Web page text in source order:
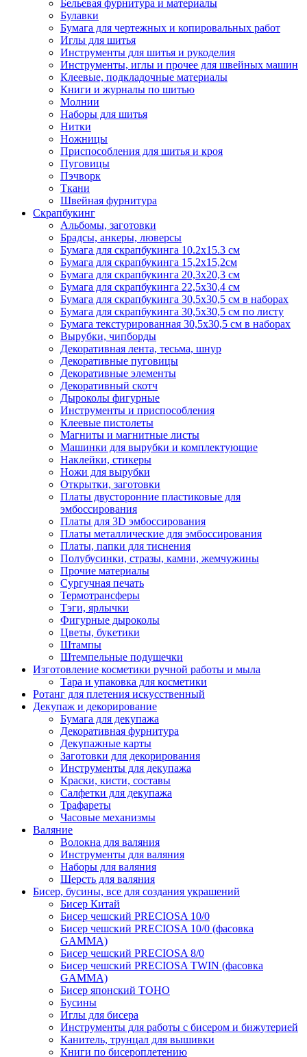
Бельевая фурнитура и материалы
Булавки
Бумага для чертежных и копировальных работ
Иглы для шитья
Инструменты для шитья и рукоделия
Инструменты, иглы и прочее для швейных машин
Клеевые, подкладочные материалы
Книги и журналы по шитью
Молнии
Наборы для шитья
Нитки
Ножницы
Приспособления для шитья и кроя
Пуговицы
Пэчворк
Ткани
Швейная фурнитура
Скрапбукинг
Альбомы, заготовки
Брадсы, анкеры, люверсы
Бумага для скрапбукинга 10.2х15.3 см
Бумага для скрапбукинга 15,2х15,2см
Бумага для скрапбукинга 20,3х20,3 см
Бумага для скрапбукинга 22,5х30,4 см
Бумага для скрапбукинга 30,5х30,5 см в наборах
Бумага для скрапбукинга 30,5х30,5 см по листу
Бумага текстурированная 30,5х30,5 см в наборах
Вырубки, чипборды
Декоративная лента, тесьма, шнур
Декоративные пуговицы
Декоративные элементы
Декоративный скотч
Дыроколы фигурные
Инструменты и приспособления
Клеевые пистолеты
Магниты и магнитные листы
Машинки для вырубки и комплектующие
Наклейки, стикеры
Ножи для вырубки
Открытки, заготовки
Платы двусторонние пластиковые для
эмбоссирования
Платы для 3D эмбоссирования
Платы металлические для эмбоссирования
Платы, папки для тиснения
Полубусинки, стразы, камни, жемчужины
Прочие материалы
Сургучная печать
Термотрансферы
Тэги, ярлычки
Фигурные дыроколы
Цветы, букетики
Штампы
Штемпельные подушечки
Изготовление косметики ручной работы и мыла
Тара и упаковка для косметики
Ротанг для плетения искусственный
Декупаж и декорирование
Бумага для декупажа
Декоративная фурнитура
Декупажные карты
Заготовки для декорирования
Инструменты для декупажа
Краски, кисти, составы
Салфетки для декупажа
Трафареты
Часовые механизмы
Валяние
Волокна для валяния
Инструменты для валяния
Наборы для валяния
Шерсть для валяния
Бисер, бусины, все для создания украшений
Бисер Китай
Бисер чешский PRECIOSA 10/0
Бисер чешский PRECIOSA 10/0 (фасовка
GAMMA)
Бисер чешский PRECIOSA 8/0
Бисер чешский PRECIOSA TWIN (фасовка
GAMMA)
Бисер японский TOHO
Бусины
Иглы для бисера
Инструменты для работы с бисером и бижутерией
Канитель, трунцал для вышивки
Книги по бисероплетению